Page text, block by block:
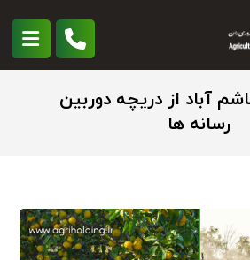
آباد از دریچه دوربین
رسانه ها